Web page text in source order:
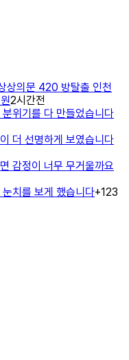
상의문 420 방탈출 인천
2시간전
위기를 다 만들었습니다
더 선명하게 보였습니다
감정이 너무 무거울까요
치를 보게 했습니다+123